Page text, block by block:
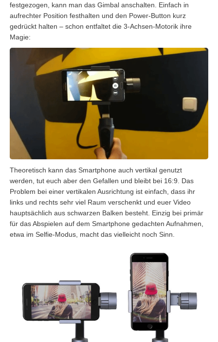
festgezogen, kann man das Gimbal anschalten. Einfach in
aufrechter Position festhalten und den Power-Button kurz
gedrückt halten – schon entfaltet die 3-Achsen-Motorik ihre
Magie:
Theoretisch kann das Smartphone auch vertikal genutzt
werden, tut euch aber den Gefallen und bleibt bei 16:9. Das
Problem bei einer vertikalen Ausrichtung ist einfach, dass ihr
links und rechts sehr viel Raum verschenkt und euer Video
hauptsächlich aus schwarzen Balken besteht. Einzig bei primär
für das Abspielen auf dem Smartphone gedachten Aufnahmen,
etwa im Selfie-Modus, macht das vielleicht noch Sinn.